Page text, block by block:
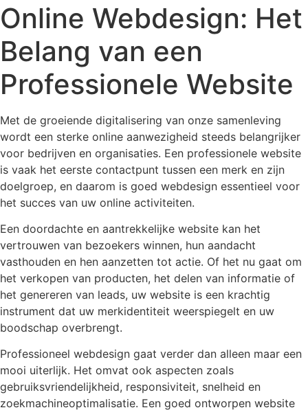
Online Webdesign: Het
Belang van een
Professionele Website
Met de groeiende digitalisering van onze samenleving
wordt een sterke online aanwezigheid steeds belangrijker
voor bedrijven en organisaties. Een professionele website
is vaak het eerste contactpunt tussen een merk en zijn
doelgroep, en daarom is goed webdesign essentieel voor
het succes van uw online activiteiten.
Een doordachte en aantrekkelijke website kan het
vertrouwen van bezoekers winnen, hun aandacht
vasthouden en hen aanzetten tot actie. Of het nu gaat om
het verkopen van producten, het delen van informatie of
het genereren van leads, uw website is een krachtig
instrument dat uw merkidentiteit weerspiegelt en uw
boodschap overbrengt.
Professioneel webdesign gaat verder dan alleen maar een
mooi uiterlijk. Het omvat ook aspecten zoals
gebruiksvriendelijkheid, responsiviteit, snelheid en
zoekmachineoptimalisatie. Een goed ontworpen website